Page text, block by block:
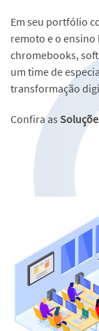
Em seu portfólio
remoto e o ensino
chromebooks,
um time de
transformação
Confira as